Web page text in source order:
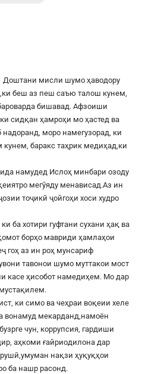
Доштани мисли шумо ҳаводору
беш аз пеш саъю талош кунем,
бишавад. Афзоиши
сидқан ҳамроҳи мо ҳастед ва
надоранд, моро намегузорад, ки
кунем, баракс таҳрик медиҳад,ки
намудед Ислоҳ минбари озоду
мегӯяду менависад.Аз ин
тоҷикӣ ҷойгоҳи хоси худро
ба хотири гуфтани сухани ҳақ ва
борҳо мавриди ҳамлаҳои
гоҳ аз ин роҳ мунсариф
тавонои шумо муттакои мост
касе ҳисобот намедиҳем. Мо дар
ки симо ва чеҳраи воқеии хеле
вонамуд мекарданд,намоён
чун, коррупсия, гардиши
аҳкоми ғайриодилона дар
нақзи ҳуқуқҳои
ба нашр расонд.